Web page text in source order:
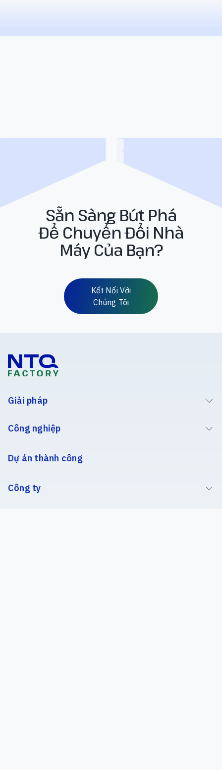
Sẵn Sàng Bứt Phá
Để Chuyển Đổi Nhà
Máy Của Bạn?
Kết Nối Với
Chúng Tôi
Giải pháp
Công nghiệp
Dự án thành công
Công ty